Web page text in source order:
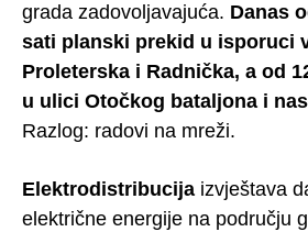
grada zadovoljavajuća. Danas
sati planski prekid u isporuci
Proleterska i Radnička, a od
u ulici Otočkog bataljona i
Razlog: radovi na mreži.
Elektrodistribucija izvještava
električne energije na području